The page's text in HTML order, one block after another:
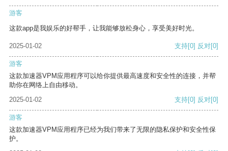
游客
这款app是我娱乐的好帮手，让我能够放松身心，享受美好时光。
2025-01-02 支持[0] 反对[0]
游客
这款加速器VPM应用程序可以给你提供最高速度和安全性的连接，并帮
助你在网络上自由移动。
2025-01-02
支持[0] 反对[0]
游客
这款加速器VPM应用程序已经为我们带来了无限的隐私保护和安全性保
护。